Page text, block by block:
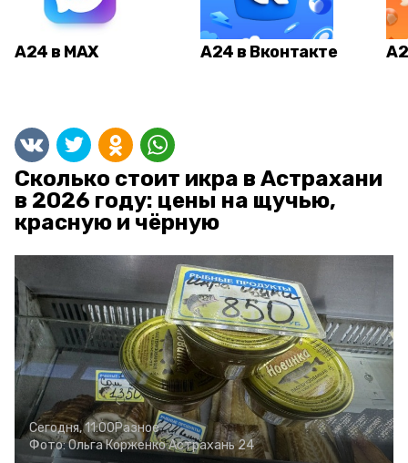
А24 в MAX А24 в Вконтакте
Сколько стоит икра в Астрахани
в 2026 году: цены на щучью,
красную и чёрную
Сегодня, 11:00Разное
Фото:Ольга КорженкоАстрахань 24